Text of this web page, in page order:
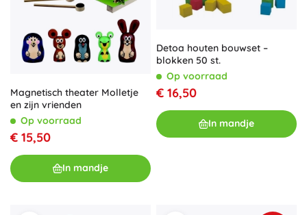
Magnetisch theater Molletje
en zijn vrienden
Op voorraad
€ 15,50
In mandje
Detoa houten bouwset –
blokken 50 st.
Op voorraad
€ 16,50
In mandje